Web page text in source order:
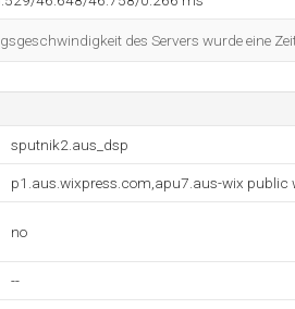
des Servers wurde eine
sputnik2.aus_dsp
p1.aus.wixpress.com,apu7.aus-wix
no
--